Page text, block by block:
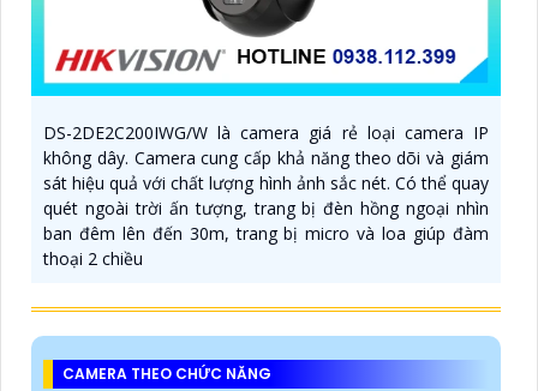
DS-2DE2C200IWG/W là camera giá rẻ loại camera IP
không dây. Camera cung cấp khả năng theo dõi và giám
sát hiệu quả với chất lượng hình ảnh sắc nét. Có thể quay
quét ngoài trời ấn tượng, trang bị đèn hồng ngoại nhìn
ban đêm lên đến 30m, trang bị micro và loa giúp đàm
thoại 2 chiều
CAMERA THEO CHỨC NĂNG